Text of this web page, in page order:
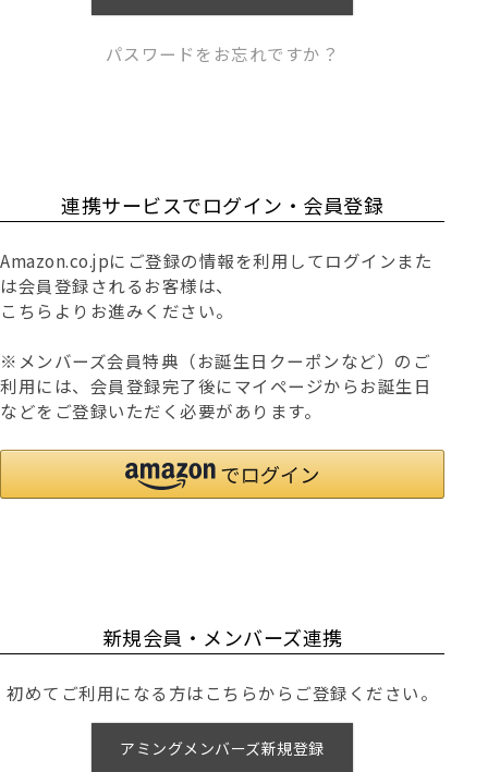
パスワードをお忘れですか？
連携サービスでログイン・会員登録
Amazon.co.jpにご登録の情報を利用してログインまた
は会員登録されるお客様は、
こちらよりお進みください。
※メンバーズ会員特典（お誕生日クーポンなど）のご
利用には、会員登録完了後にマイページからお誕生日
などをご登録いただく必要があります。
新規会員・メンバーズ連携
初めてご利用になる方はこちらからご登録ください。
アミングメンバーズ新規登録